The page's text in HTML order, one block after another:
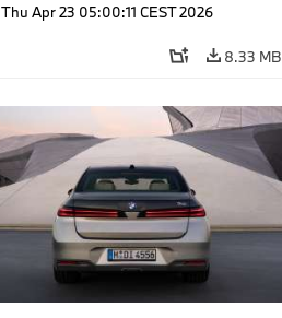
M760e
Thu Apr 23 05:00:11 CEST 2026
8.33 MB